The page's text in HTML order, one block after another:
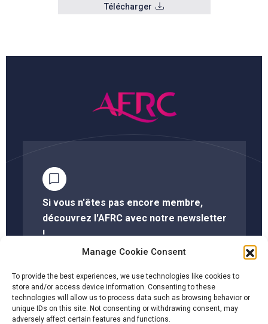
Manage Cookie Consent
To provide the best experiences, we use technologies like cookies to
store and/or access device information. Consenting to these
technologies will allow us to process data such as browsing behavior or
unique IDs on this site. Not consenting or withdrawing consent, may
adversely affect certain features and functions.
Télécharger
Si vous n'êtes pas encore membre,
découvrez l'AFRC avec notre newsletter
!
Cliquez ici pour savoir si votre société est membre